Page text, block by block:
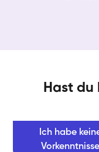
Hast du
Ich habe
Vorkenntnisse